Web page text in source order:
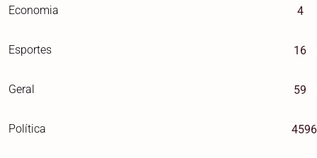
Economia 4
Esportes 16
Geral 59
Política 4596